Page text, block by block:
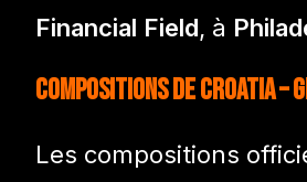
Financial Field, à
Compositions de Croatia –
Les compositions